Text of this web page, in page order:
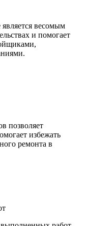
весомым
и помогает
позволяет
избежать
ремонта в